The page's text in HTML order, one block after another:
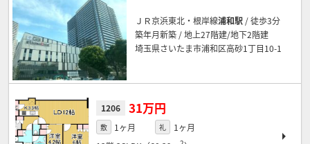
ＪＲ京浜東北・根岸線浦和駅 / 徒歩3分
築年月新築 / 地上27階建/地下2階建
埼玉県さいたま市浦和区高砂1丁目10-1
1206 31万円
敷 1ヶ月 礼
1ヶ月